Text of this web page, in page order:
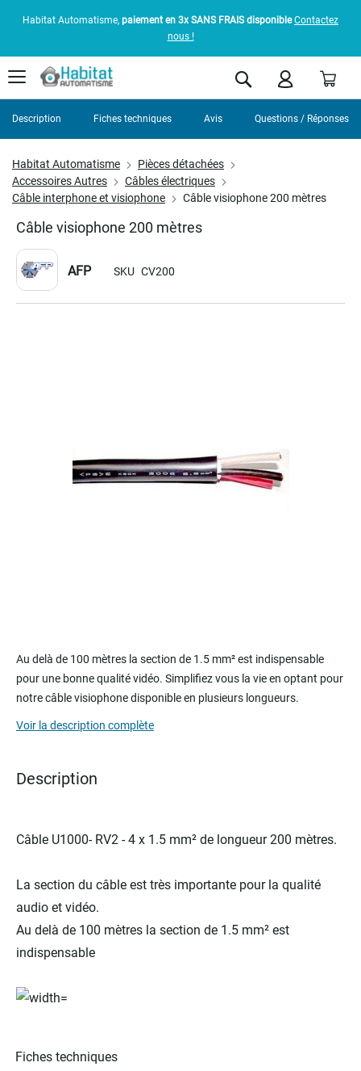
Habitat Automatisme, paiement en 3x SANS FRAIS disponible Contactez
nous !
Rechercher
Habitat Automatisme
Pièces détachées
Accessoires Autres
Câbles électriques
Câble interphone et visiophone
Câble visiophone 200 mètres
Câble visiophone 200 mètres
AFP SKU CV200
to
beginning
of
the
Au delà de 100 mètres la section de 1.5 mm² est indispensable
pour une bonne qualité vidéo. Simplifiez vous la vie en optant pour
notre câble visiophone disponible en plusieurs longueurs.
Voir la description complète
Description Fiches techniques Avis Questions / Réponses
Description
Câble U1000- RV2 - 4 x 1.5 mm² de longueur 200 mètres.
La section du câble est très importante pour la qualité
audio et vidéo.
Au delà de 100 mètres la section de 1.5 mm² est
indispensable
Fiches techniques